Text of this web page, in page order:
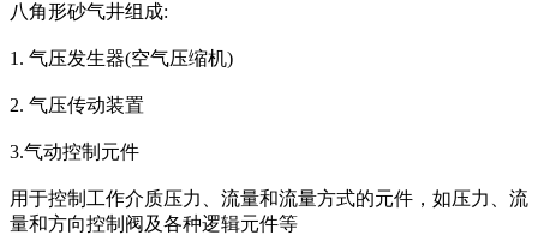
八角形砂气井组成:
1. 气压发生器(空气压缩机)
2. 气压传动装置
3.气动控制元件
用于控制工作介质压力、流量和流量方式的元件，如压力、流
量和方向控制阀及各种逻辑元件等